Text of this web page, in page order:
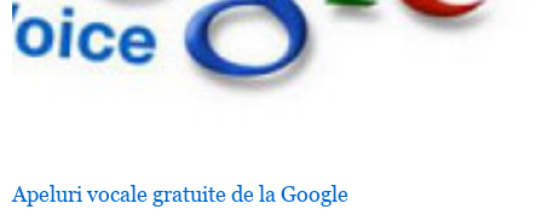
Apeluri vocale gratuite de la Google